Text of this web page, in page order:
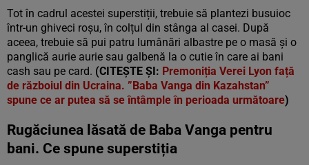
Tot în cadrul acestei superstiții, trebuie să plantezi busuioc
într-un ghiveci roșu, în colțul din stânga al casei. După
aceea, trebuie să pui patru lumânări albastre pe o masă și o
panglică aurie aurie sau galbenă la o cutie în care ai bani
cash sau pe card. (CITEȘTE ȘI: Premoniția Verei Lyon față
de războiul din Ucraina. ”Baba Vanga din Kazahstan”
spune ce ar putea să se întâmple în perioada următoare)
Rugăciunea lăsată de Baba Vanga pentru
bani. Ce spune superstiția